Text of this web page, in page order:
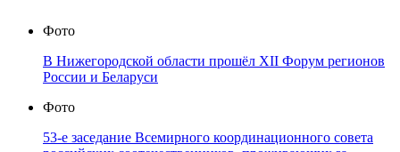
Фото
В Нижегородской области прошёл XII Форум регионов
России и Беларуси
Фото
53-е заседание Всемирного координационного совета